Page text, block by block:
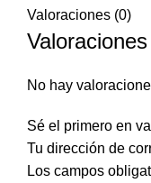
Valoraciones (0)
Valoraciones
No hay
Sé el primero en
Tu dirección de
Los campos